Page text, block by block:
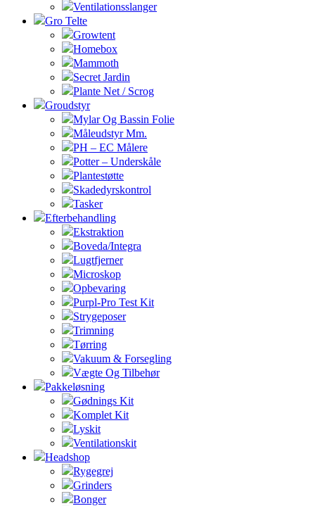
Ventilationsslanger
Gro Telte
Growtent
Homebox
Mammoth
Secret Jardin
Plante Net / Scrog
Groudstyr
Mylar Og Bassin Folie
Måleudstyr Mm.
PH – EC Målere
Potter – Underskåle
Plantestøtte
Skadedyrskontrol
Tasker
Efterbehandling
Ekstraktion
Boveda/Integra
Lugtfjerner
Microskop
Opbevaring
Purpl-Pro Test Kit
Strygeposer
Trimning
Tørring
Vakuum & Forsegling
Vægte Og Tilbehør
Pakkeløsning
Gødnings Kit
Komplet Kit
Lyskit
Ventilationskit
Headshop
Rygegrej
Grinders
Bonger